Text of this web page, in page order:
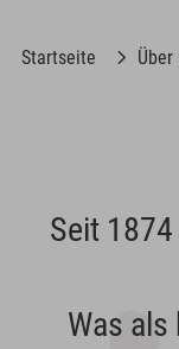
Startseite Über
Seit
Was